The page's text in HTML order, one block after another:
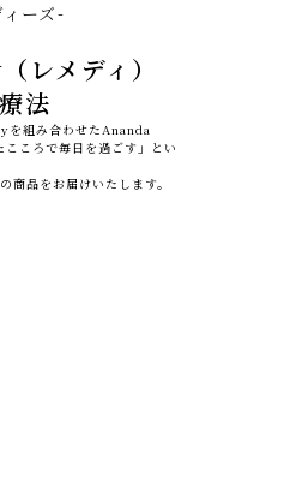
ーズ
（レメディ）
療法
を組み合わせたAnanda
ころで毎日を過ごす」とい
品をお届けいたします。